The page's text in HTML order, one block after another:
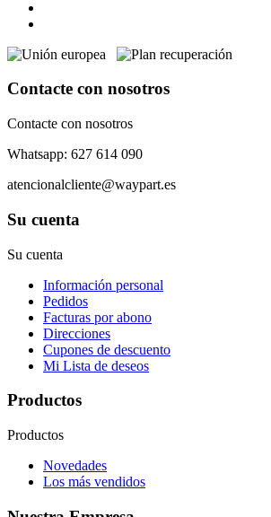
Contacte con nosotros
Contacte con nosotros
Whatsapp: 627 614 090
atencionalcliente@waypart.es
Su cuenta
Su cuenta
Información personal
Pedidos
Facturas por abono
Direcciones
Cupones de descuento
Mi Lista de deseos
Productos
Productos
Novedades
Los más vendidos